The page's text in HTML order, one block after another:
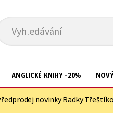
Vyhledávání
ANGLICKÉ KNIHY -20%
novinky Radky